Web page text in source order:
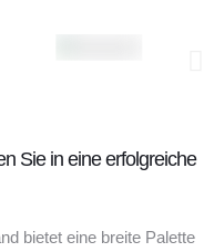
Sie in eine erfolgreiche
bietet eine breite Palette